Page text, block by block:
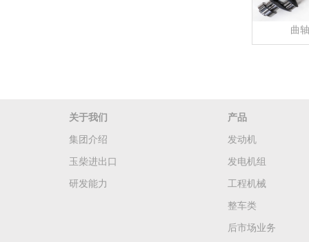
曲
关于我们
集团介绍
玉柴进出口
研发能力
产品
发动机
发电机组
工程机械
整车类
后市场业务